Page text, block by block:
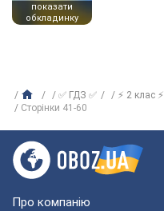
показати
обкладинку
✅ ГДЗ ✅ ⚡ 2 клас ⚡
Сторінки 41-60
Про компанію